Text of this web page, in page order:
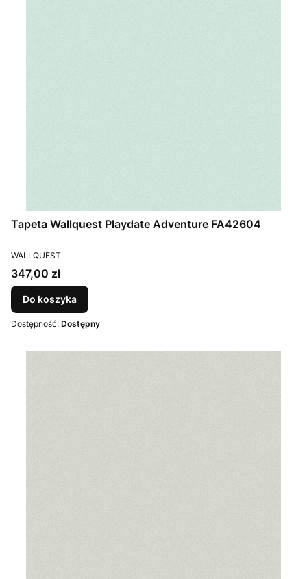
Tapeta Wallquest Playdate Adventure FA42604
PRODUCENT
WALLQUEST
Cena
347,00 zł
Do koszyka
Dostępność: Dostępny